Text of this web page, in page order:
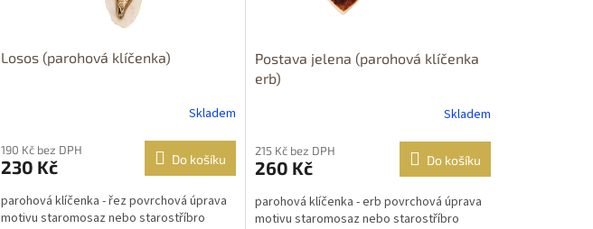
Losos (parohová klíčenka)
Skladem
190 Kč bez DPH
230 Kč Do košíku
parohová klíčenka - řez povrchová úprava
motivu staromosaz nebo starostříbro
Postava jelena (parohová klíčenka
erb)
Skladem
215 Kč bez DPH
260 Kč Do košíku
parohová klíčenka - erb povrchová úprava
motivu staromosaz nebo starostříbro